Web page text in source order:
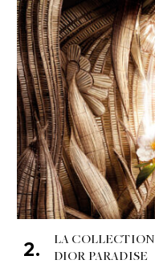
LA
DIOR PARADISE